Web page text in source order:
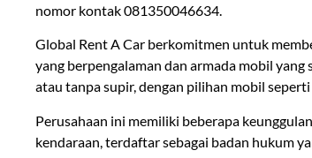
nomor kontak 081350046634.
Global Rent A Car berkomitmen untuk
yang berpengalaman dan armada mobil
atau tanpa supir, dengan pilihan mobil
Perusahaan ini memiliki beberapa
kendaraan, terdaftar sebagai badan hukum